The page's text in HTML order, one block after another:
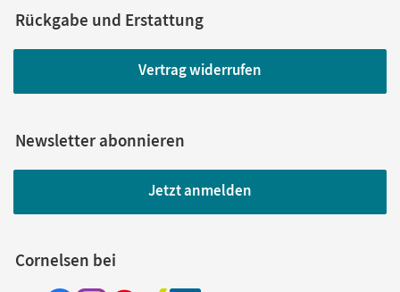
Rückgabe und Erstattung
Vertrag widerrufen
Newsletter abonnieren
Jetzt anmelden
Cornelsen bei